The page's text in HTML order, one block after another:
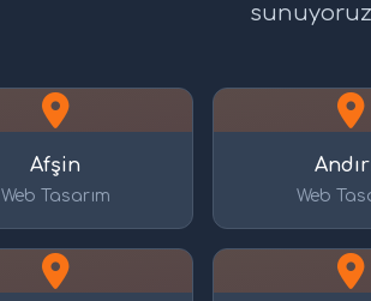
Afşin
Web Tasarım Web